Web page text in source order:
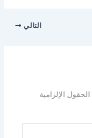
التالي
الحقول الإلزامية